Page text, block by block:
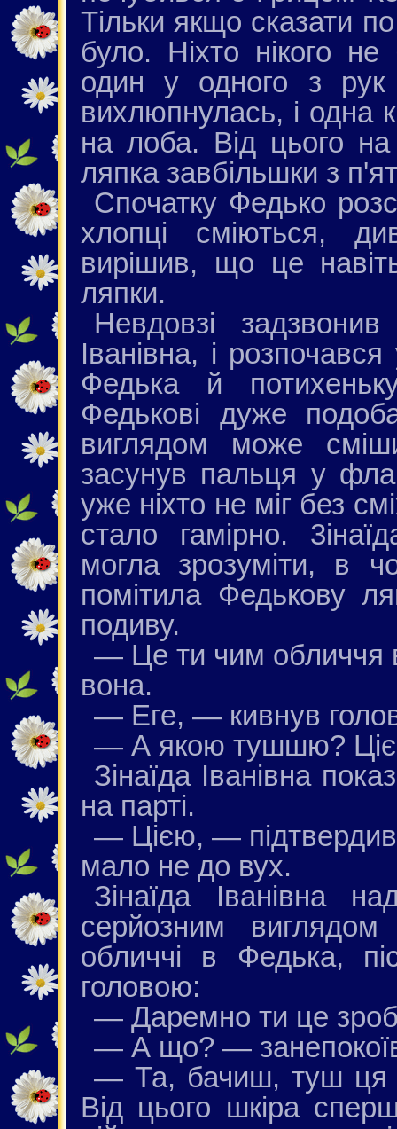
Тільки якщо сказати по
було. Ніхто нікого
один у одного з
вихлюпнулась, і одна
на лоба. Від цього
ляпка завбільшки з
Спочатку Федько
хлопці сміються,
вирішив, що це
ляпки.
Невдовзі
Іванівна, і
Федька й
Федькові дуже
виглядом може
засунув пальця у
уже ніхто не міг без
стало гамірно.
могла зрозуміти, в
помітила Федькову
подиву.
— Це ти чим
вона.
— Еге, — кивнув
— А якою тушшю?
Зінаїда Іванівна
на парті.
— Цією, — підтвердив
мало не до вух.
Зінаїда Іванівна
серйозним
обличчі в Федька,
головою:
— Даремно ти це
— А що? —
— Та, бачиш, туш ця
Від цього шкіра